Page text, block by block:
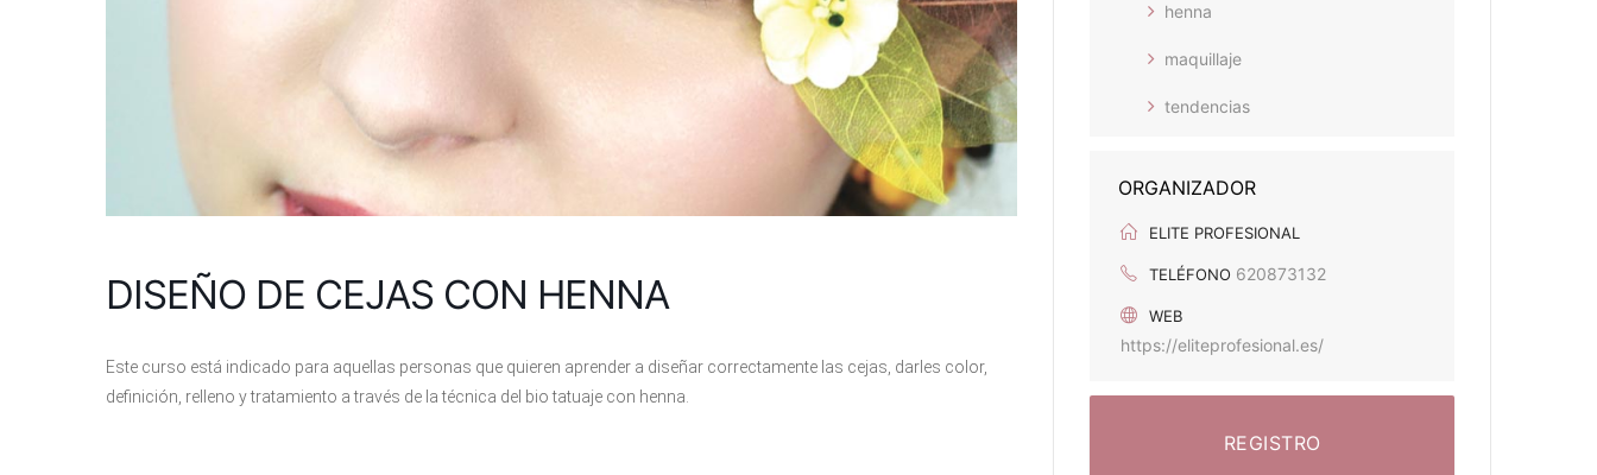
DISEÑO DE CEJAS CON HENNA
Este curso está indicado para aquellas personas que quieren aprender a diseñar correctamente las cejas, darles color,
definición, relleno y tratamiento a través de la técnica del bio tatuaje con henna.
henna
maquillaje
tendencias
ORGANIZADOR
ELITE PROFESIONAL
TELÉFONO 620873132
WEB
https://eliteprofesional.es/
REGISTRO